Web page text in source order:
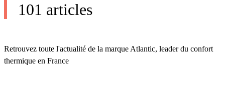
101 articles
Retrouvez toute l'actualité de la marque Atlantic, leader du confort
thermique en France